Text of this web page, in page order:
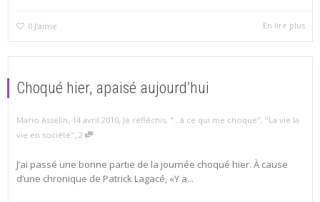
0 J'aime En lire plus
Choqué hier, apaisé aujourd’hui
Mario Asselin, 14 avril 2010, Je réfléchis, "...à ce qui me choque", "La vie la
vie en société", 2
J’ai passé une bonne partie de la journée choqué hier. À cause
d’une chronique de Patrick Lagacé, «Y a...